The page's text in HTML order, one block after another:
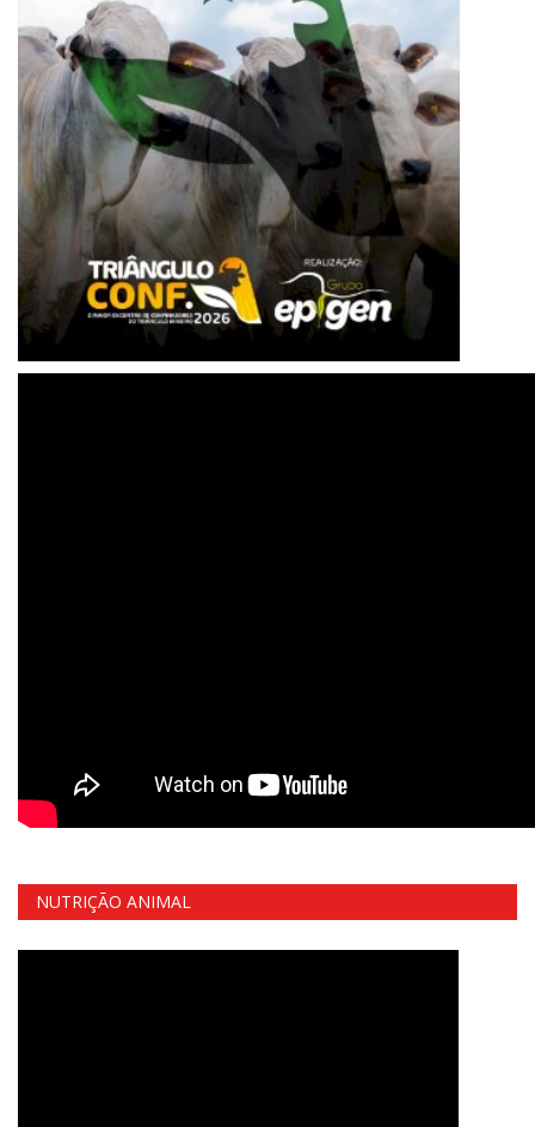
NUTRIÇÃO ANIMAL